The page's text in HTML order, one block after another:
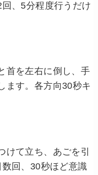
、5分程度行うだけ
首を左右に倒し、手
ます。各方向30秒キ
て立ち、あごを引
回、30秒ほど意識